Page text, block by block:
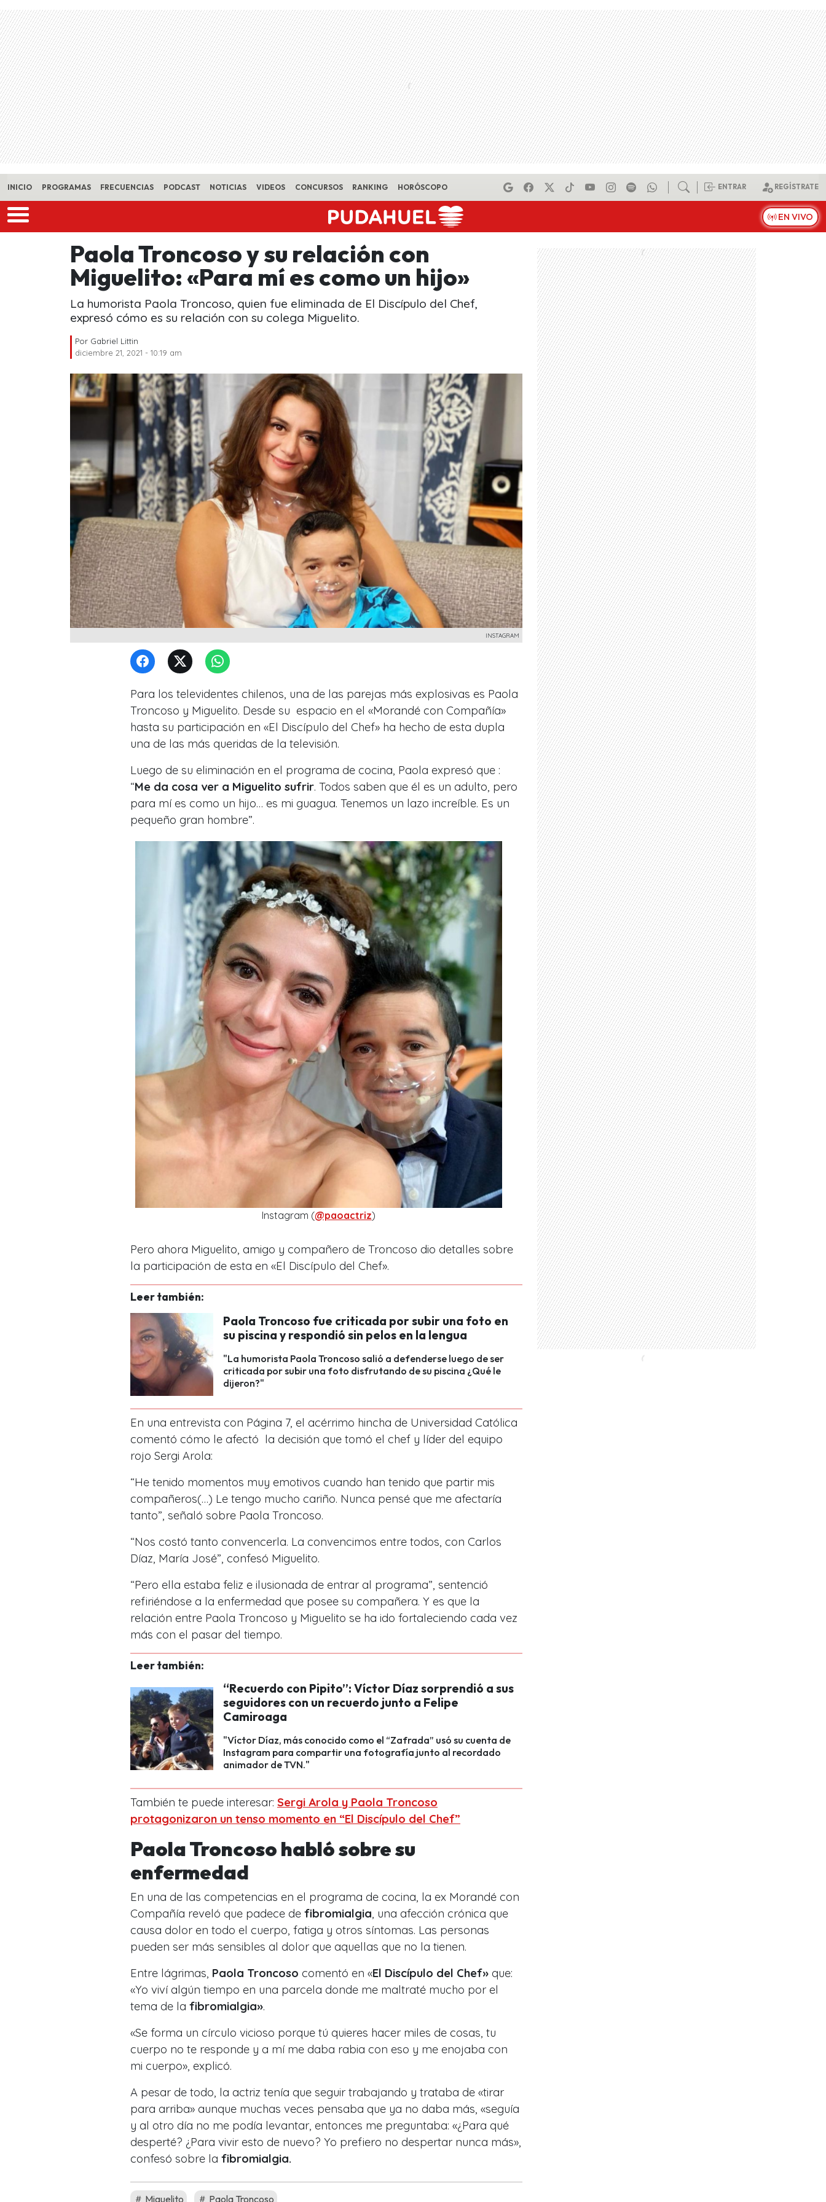
Skip to main content
INICIO PROGRAMAS FRECUENCIAS PODCAST NOTICIAS VIDEOS CONCURSOS RANKING HORÓSCOPO ENTRAR REGÍSTRATE
EN VIVO
Paola Troncoso y su relación con
Miguelito: «Para mí es como un hijo»
La humorista Paola Troncoso, quien fue eliminada de El Discípulo del Chef,
expresó cómo es su relación con su colega Miguelito.
Por Gabriel Littin
diciembre 21, 2021 - 10:19 am
INSTAGRAM
Para los televidentes chilenos, una de las parejas más explosivas es Paola
Troncoso y Miguelito. Desde su espacio en el «Morandé con Compañía»
hasta su participación en «El Discípulo del Chef» ha hecho de esta dupla
una de las más queridas de la televisión.
Luego de su eliminación en el programa de cocina, Paola expresó que :
“Me da cosa ver a Miguelito sufrir. Todos saben que él es un adulto, pero
para mí es como un hijo… es mi guagua. Tenemos un lazo increíble. Es un
pequeño gran hombre”.
Instagram (@paoactriz)
Pero ahora Miguelito, amigo y compañero de Troncoso dio detalles sobre
la participación de esta en «El Discípulo del Chef».
Leer también:
Paola Troncoso fue criticada por subir una foto en
su piscina y respondió sin pelos en la lengua
"La humorista Paola Troncoso salió a defenderse luego de ser
criticada por subir una foto disfrutando de su piscina ¿Qué le
dijeron?"
En una entrevista con Página 7, el acérrimo hincha de Universidad Católica
comentó cómo le afectó la decisión que tomó el chef y líder del equipo
rojo Sergi Arola:
“He tenido momentos muy emotivos cuando han tenido que partir mis
compañeros(…) Le tengo mucho cariño. Nunca pensé que me afectaría
tanto”, señaló sobre Paola Troncoso.
“Nos costó tanto convencerla. La convencimos entre todos, con Carlos
Díaz, María José”, confesó Miguelito.
“Pero ella estaba feliz e ilusionada de entrar al programa”, sentenció
refiriéndose a la enfermedad que posee su compañera. Y es que la
relación entre Paola Troncoso y Miguelito se ha ido fortaleciendo cada vez
más con el pasar del tiempo.
Leer también:
“Recuerdo con Pipito”: Víctor Díaz sorprendió a sus
seguidores con un recuerdo junto a Felipe
Camiroaga
"Víctor Díaz, más conocido como el “Zafrada” usó su cuenta de
Instagram para compartir una fotografía junto al recordado
animador de TVN."
También te puede interesar: Sergi Arola y Paola Troncoso
protagonizaron un tenso momento en “El Discípulo del Chef”
Paola Troncoso habló sobre su
enfermedad
En una de las competencias en el programa de cocina, la ex Morandé con
Compañía reveló que padece de fibromialgia, una afección crónica que
causa dolor en todo el cuerpo, fatiga y otros síntomas. Las personas
pueden ser más sensibles al dolor que aquellas que no la tienen.
Entre lágrimas, Paola Troncoso comentó en «El Discípulo del Chef» que:
«Yo viví algún tiempo en una parcela donde me maltraté mucho por el
tema de la fibromialgia».
«Se forma un círculo vicioso porque tú quieres hacer miles de cosas, tu
cuerpo no te responde y a mí me daba rabia con eso y me enojaba con
mi cuerpo», explicó.
A pesar de todo, la actriz tenía que seguir trabajando y trataba de «tirar
para arriba» aunque muchas veces pensaba que ya no daba más, «seguía
y al otro día no me podía levantar, entonces me preguntaba: «¿Para qué
desperté? ¿Para vivir esto de nuevo? Yo prefiero no despertar nunca más»,
confesó sobre la fibromialgia.
Miguelito Paola Troncoso